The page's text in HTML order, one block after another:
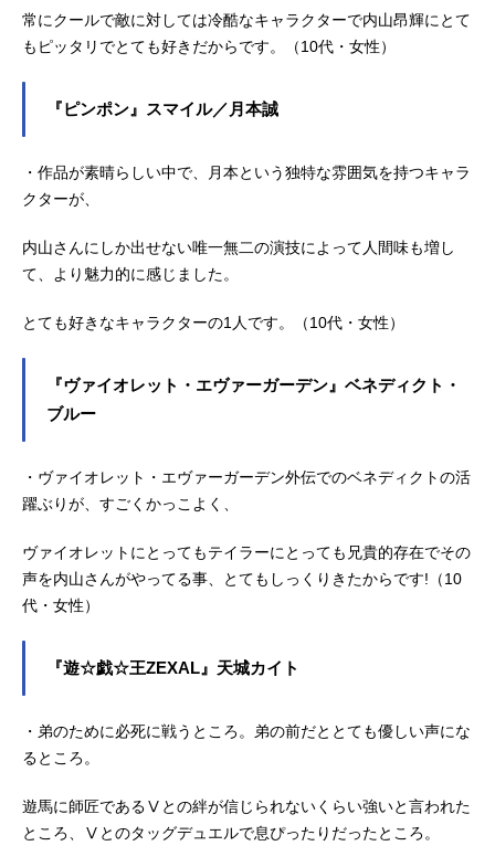
常にクールで敵に対しては冷酷なキャラクターで内山昂輝にとて
もピッタリでとても好きだからです。（10代・女性）
『ピンポン』スマイル／月本誠
・作品が素晴らしい中で、月本という独特な雰囲気を持つキャラ
クターが、
内山さんにしか出せない唯一無二の演技によって人間味も増し
て、より魅力的に感じました。
とても好きなキャラクターの1人です。（10代・女性）
『ヴァイオレット・エヴァーガーデン』ベネディクト・
ブルー
・ヴァイオレット・エヴァーガーデン外伝でのベネディクトの活
躍ぶりが、すごくかっこよく、
ヴァイオレットにとってもテイラーにとっても兄貴的存在でその
声を内山さんがやってる事、とてもしっくりきたからです!（10
代・女性）
『遊☆戯☆王ZEXAL』天城カイト
・弟のために必死に戦うところ。弟の前だととても優しい声にな
るところ。
遊馬に師匠であるⅤとの絆が信じられないくらい強いと言われた
ところ、Ⅴとのタッグデュエルで息ぴったりだったところ。